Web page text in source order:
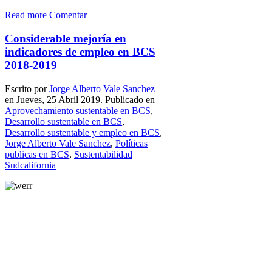
Read more Comentar
Considerable mejoría en
indicadores de empleo en BCS
2018-2019
Escrito porJorge Alberto Vale Sanchez
en Jueves, 25 Abril 2019. Publicado en
Aprovechamiento sustentable en BCS,
Desarrollo sustentable en BCS,
Desarrollo sustentable y empleo en BCS,
Jorge Alberto Vale Sanchez, Políticas
publicas en BCS, Sustentabilidad
Sudcalifornia